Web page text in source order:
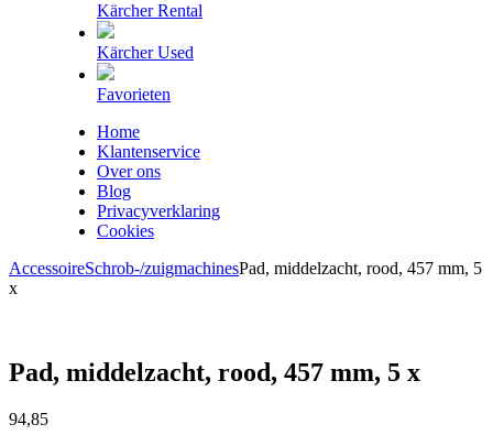
Kärcher Rental
Kärcher Used
Favorieten
Home
Klantenservice
Over ons
Blog
Privacyverklaring
Cookies
AccessoireSchrob-/zuigmachinesPad, middelzacht, rood, 457 mm, 5
x
Pad, middelzacht, rood, 457 mm, 5 x
94,85